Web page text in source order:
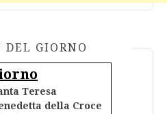
GIORNO
Teresa
della Croce